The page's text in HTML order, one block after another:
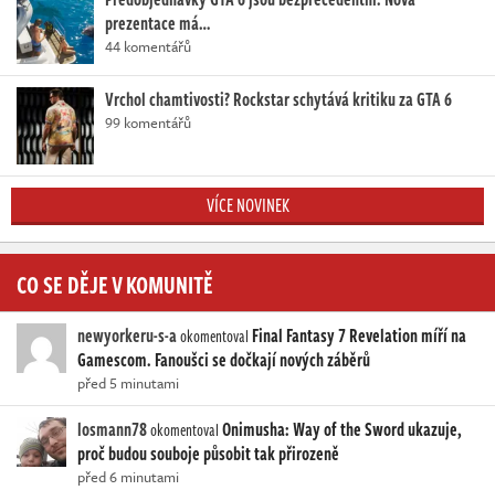
prezentace má…
44 komentářů
Vrchol chamtivosti? Rockstar schytává kritiku za GTA 6
99 komentářů
VÍCE NOVINEK
CO SE DĚJE V KOMUNITĚ
newyorkeru-s-aokomentoval Final Fantasy 7 Revelation míří na
Gamescom. Fanoušci se dočkají nových záběrů
před 5 minutami
losmann78okomentovalOnimusha: Way of the Sword ukazuje,
proč budou souboje působit tak přirozeně
před 6 minutami